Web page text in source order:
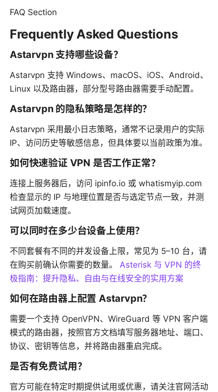
FAQ Section
Frequently Asked Questions
Astarvpn 支持哪些设备？
Astarvpn 支持 Windows、macOS、iOS、Android、
Linux 以及路由器，部分型号路由器需要手动配置。
Astarvpn 的隐私策略是怎样的？
Astarvpn 采用最小日志策略，通常不记录用户的实际
IP、访问历史等敏感信息，但具体要以当前政策为准。
如何快速验证 VPN 是否工作正常？
连接上服务器后，访问 ipinfo.io 或 whatismyip.com
检查显示的 IP 与地理位置是否与选定节点一致，并测
试网页加载速度。
可以同时在多少台设备上使用？
不同套餐有不同的并发设备上限，常见为 5–10 台，请
在购买前确认你需要的数量。 Asterisk 与 VPN 的终
极指南：提升隐私、自由与在线安全的实用方案
如何在路由器上配置 Astarvpn？
需要一个支持 OpenVPN、WireGuard 等 VPN 客户端
模式的路由器，按照官方文档填写服务器地址、端口、
协议、密钥等信息，并将路由器重启完成。
是否有免费试用？
官方可能在特定时期提供试用或优惠，请关注官网活动